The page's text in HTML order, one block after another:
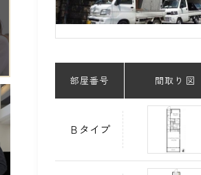
部屋番号 間取り 図
Ｂタイプ